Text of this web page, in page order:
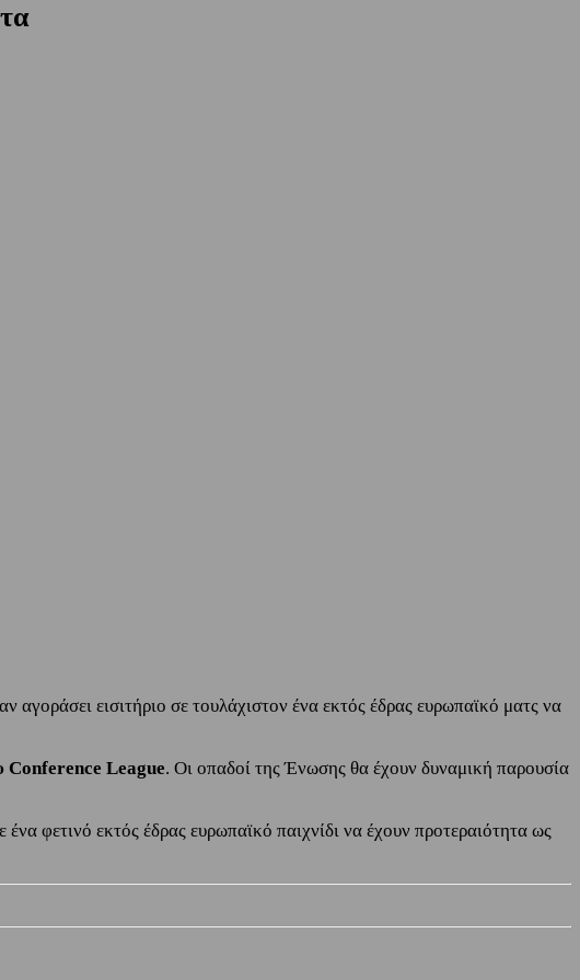
εισιτήριο σε τουλάχιστον ένα εκτός έδρας ευρωπαϊκό ματς να
Conference League. Οι οπαδοί της Ένωσης θα έχουν δυναμική παρουσία
φετινό εκτός έδρας ευρωπαϊκό παιχνίδι να έχουν προτεραιότητα ως